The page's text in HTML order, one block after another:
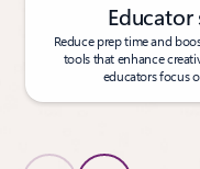
Reduce prep time and
tools that enhance
educators focus